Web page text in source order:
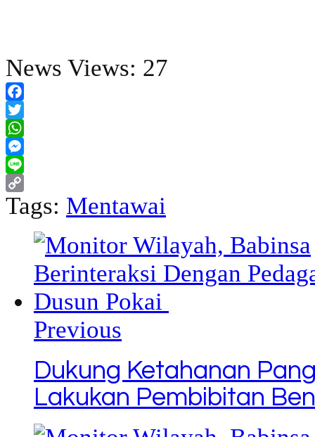
News Views: 27
Facebook
Twitter
WhatsApp
Messenger
Line
Copy
Tags: Mentawai
Previous
Dukung Ketahanan
Lakukan Pembibitan